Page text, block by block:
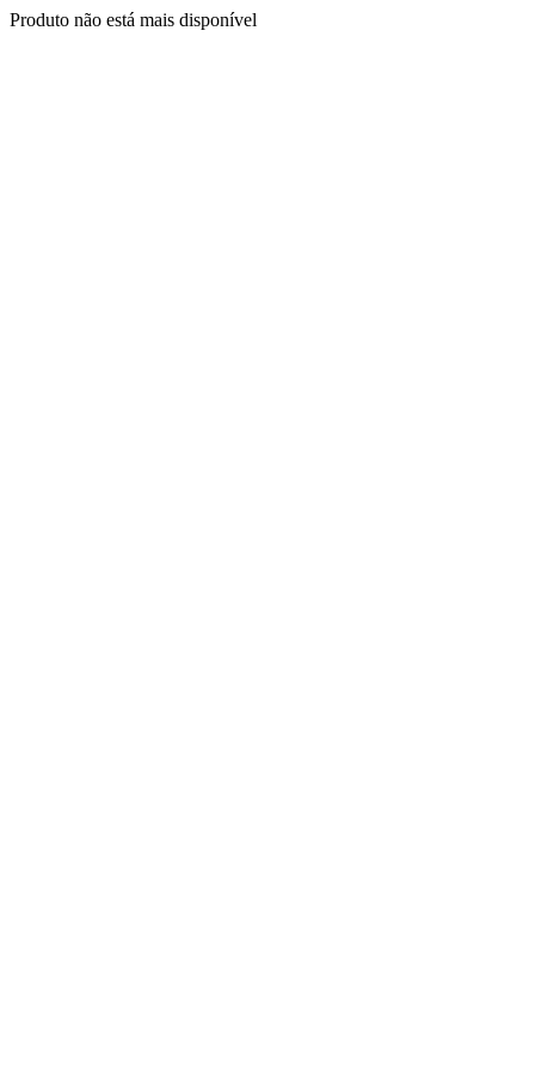
Produto não está mais disponível